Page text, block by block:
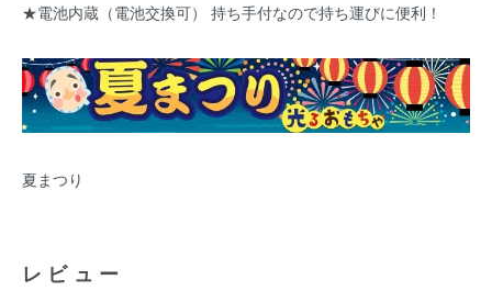
★電池内蔵（電池交換可） 持ち手付なので持ち運びに便利！
夏まつり
レビュー